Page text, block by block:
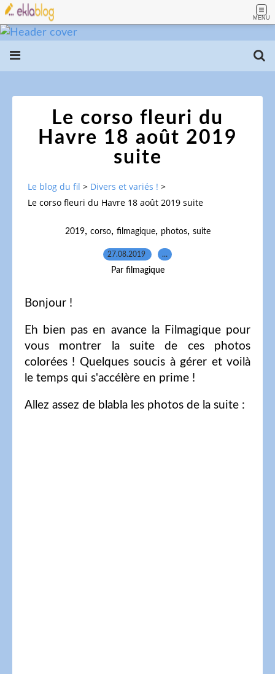
MENU
Le corso fleuri du
Havre 18 août 2019
suite
Le blog du fil > Divers et variés ! >
Le corso fleuri du Havre 18 août 2019 suite
2019, corso, filmagique, photos, suite
27.08.2019 …
Par filmagique
Bonjour !
Eh bien pas en avance la Filmagique pour
vous montrer la suite de ces photos
colorées ! Quelques soucis à gérer et voilà
le temps qui s'accélère en prime !
Allez assez de blabla les photos de la suite :